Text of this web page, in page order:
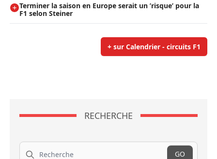
Terminer la saison en Europe serait un ’risque’ pour la
F1 selon Steiner
+ sur Calendrier - circuits F1
RECHERCHE
Recherche
GO